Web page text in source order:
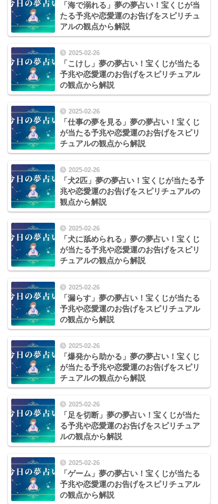
「海で溺れる」夢の夢占い！宝くじが当
たる予兆や恋愛運のお告げをスピリチュ
アルの観点から解説
2025-02-26
「こけし」夢の夢占い！宝くじが当たる
予兆や恋愛運のお告げをスピリチュアル
の観点から解説
2025-02-26
「仕事の夢を見る」夢の夢占い！宝くじ
が当たる予兆や恋愛運のお告げをスピリ
チュアルの観点から解説
2025-02-26
「犬2匹」夢の夢占い！宝くじが当たる予
兆や恋愛運のお告げをスピリチュアルの
観点から解説
2025-02-26
「犬に舐められる」夢の夢占い！宝くじ
が当たる予兆や恋愛運のお告げをスピリ
チュアルの観点から解説
2025-02-26
「漏らす」夢の夢占い！宝くじが当たる
予兆や恋愛運のお告げをスピリチュアル
の観点から解説
2025-02-26
「爆発から助かる」夢の夢占い！宝くじ
が当たる予兆や恋愛運のお告げをスピリ
チュアルの観点から解説
2025-02-26
「足を切断」夢の夢占い！宝くじが当た
る予兆や恋愛運のお告げをスピリチュア
ルの観点から解説
2025-02-26
「ゲーム」夢の夢占い！宝くじが当たる
予兆や恋愛運のお告げをスピリチュアル
の観点から解説